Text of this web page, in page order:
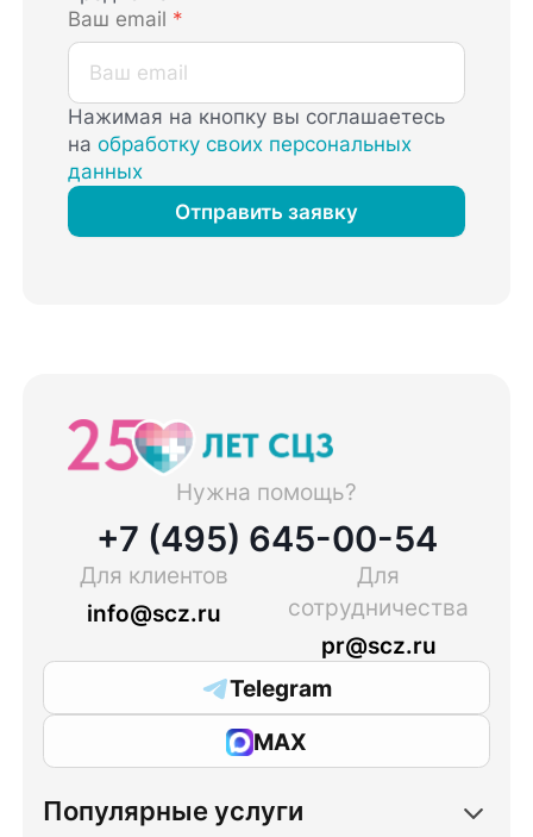
Ваш email *
Нажимая на кнопку вы соглашаетесь
наобработку своих персональных
данных
Отправить заявку
Нужна помощь?
+7 (495) 645-00-54
Для клиентов
info@scz.ru
Для
сотрудничества
pr@scz.ru
Telegram
MAX
Популярные услуги